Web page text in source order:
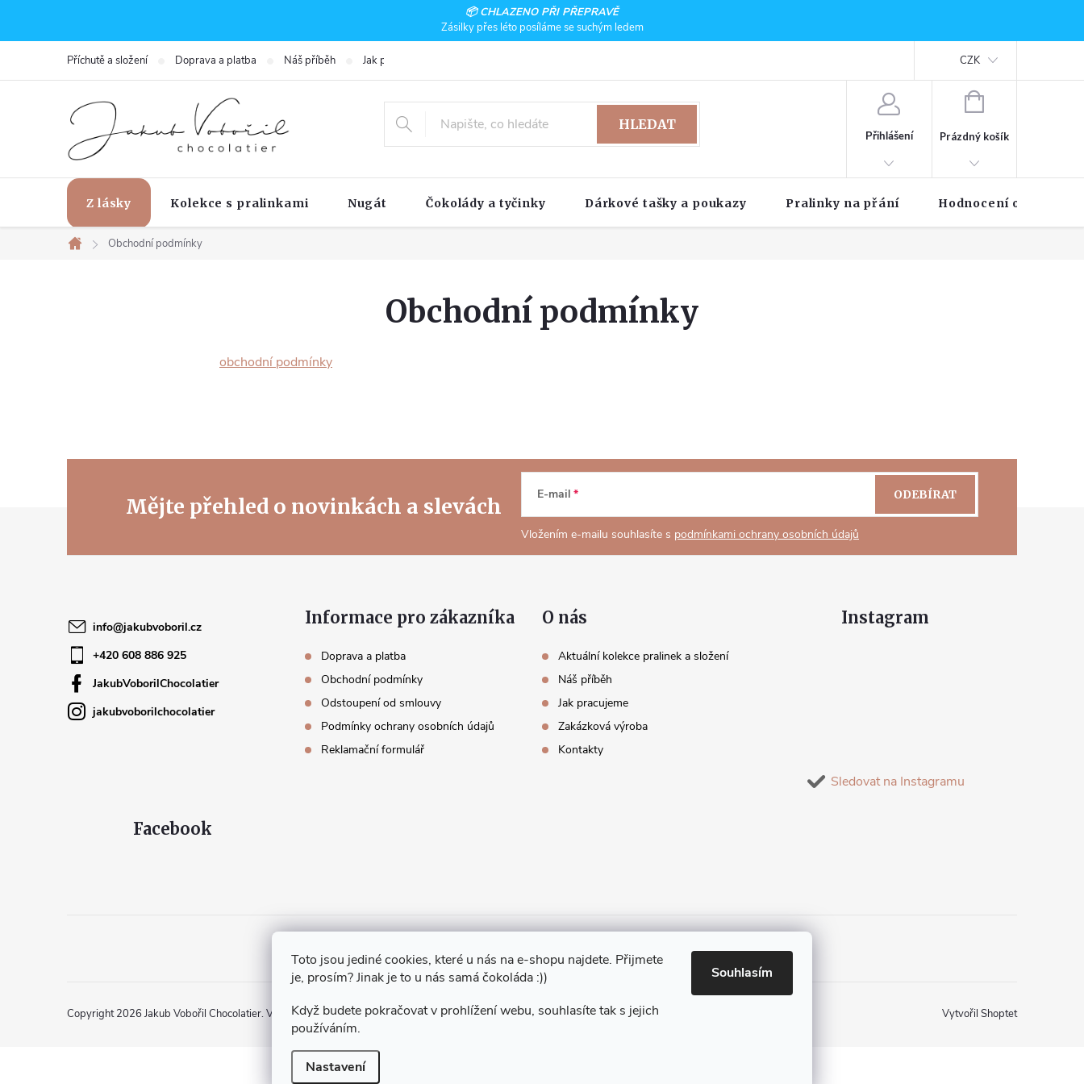
Toto jsou jediné cookies, které u nás na e-shopu najdete. Přijmete
je, prosím? Jinak je to u nás samá čokoláda :))
Když budete pokračovat v prohlížení webu, souhlasíte tak s jejich
používáním.
Nastavení
Souhlasím
📦 CHLAZENO PŘI PŘEPRAVĚ
Zásilky přes léto posíláme se suchým ledem
Příchutě a složení Doprava a platba Náš příběh Jak pracujeme CZK
HLEDAT
Přihlášení
NÁKUPNÍ
Prázdný košík
Z lásky Kolekce s pralinkami Nugát Čokolády a tyčinky Dárkové tašky a poukazy Pralinky na přání Hodnocení obchodu
Domů
Obchodní podmínky
Obchodní podmínky
obchodní podmínky
Mějte přehled o novinkách a slevách E-mail
Vložením e-mailu souhlasíte s podmínkami ochrany osobních údajů
ODEBÍRAT
info@jakubvoboril.cz
+420 608 886 925
JakubVoborilChocolatier
jakubvoborilchocolatier
Informace pro zákazníka
Doprava a platba
Obchodní podmínky
Odstoupení od smlouvy
Podmínky ochrany osobních údajů
Reklamační formulář
O nás
Aktuální kolekce pralinek a složení
Náš příběh
Jak pracujeme
Zakázková výroba
Kontakty
Instagram
Sledovat na Instagramu
Facebook
Vytvořil Shoptet
Copyright 2026 Jakub Vobořil Chocolatier. Všechna práva vyhrazena.